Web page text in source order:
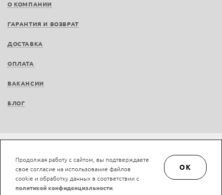
О КОМПАНИИ
ГАРАНТИЯ И ВОЗВРАТ
ДОСТАВКА
ОПЛАТА
ВАКАНСИИ
БЛОГ
Положение об обработке и защите персональных данных.
Продолжая работу с сайтом, вы подтверждаете
свое согласие на использование файлов
cookie и обработку данных в соответствии с
политикой конфиденциальности
OK